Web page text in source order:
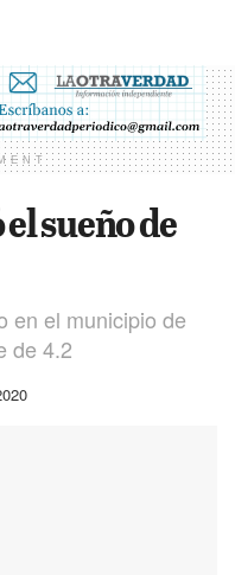
sueño de
en el municipio de
de 4.2